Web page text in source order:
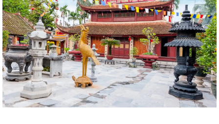
UBND XÃ VĨNH HÒA TỔ CHỨC NGÀY CHẠY OLYMPIC VÌ SỨC KHỎE
TOÀN DÂN NĂM 2026
XÃ VĨNH HÒA TỔ CHỨC TẬP HUẤN, DIỄN TẬP CÁC PHẦN VIỆC TRONG
NGÀY BẦU CỬ
Thông báo về ngày bầu cử, địa điểm bỏ phiếu, thời gian bỏ phiếu bầu
cử đại biểu Quốc hội khóa XVI...
Thông báo hưởng ứng phong trào “Toàn dân sử dụng năng lượng tiết